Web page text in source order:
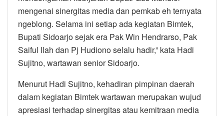
mengenai sinergitas media dan pemkab eh ternyata
ngeblong. Selama ini setiap ada kegiatan Bimtek,
Bupati Sidoarjo sejak era Pak Win Hendrarso, Pak
Saiful Ilah dan Pj Hudiono selalu hadir,” kata Hadi
Sujitno, wartawan senior Sidoarjo.
Menurut Hadi Sujitno, kehadiran pimpinan daerah
dalam kegiatan Bimtek wartawan merupakan wujud
apresiasi terhadap sinergitas atau kemitraan media